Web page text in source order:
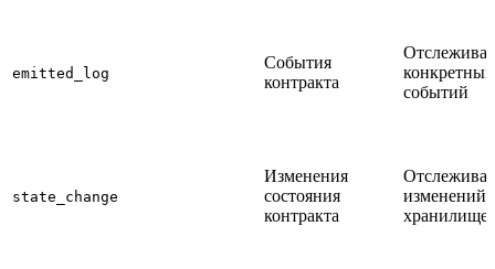
emitted_log
События
контракта
конкретных
событий
state_change
Изменения
состояния
контракта
изменений
хранилище